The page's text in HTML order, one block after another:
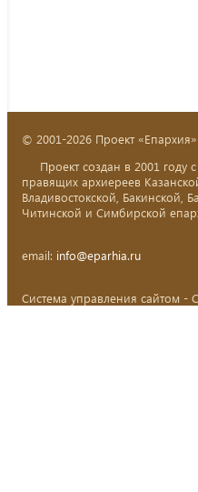
© 2001-2026 Проект «Епархия»
Проект создан в 2001 году с
правящих архиереев
Владивостокской, Бакинской,
Читинской и Симбирской
email: info@eparhia.ru
Система управления сайтом -